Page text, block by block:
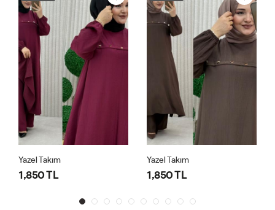
Yazel Takım
1,850 TL
Yazel Takım
1,850 TL